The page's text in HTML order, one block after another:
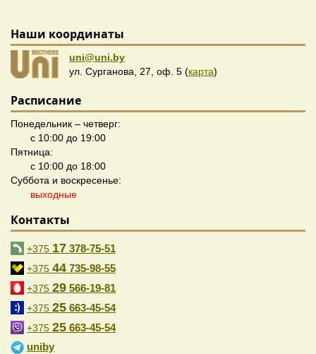
Наши координаты
uni@uni.by
ул. Сурганова, 27, оф. 5 (карта)
Расписание
Понедельник – четверг:
с 10:00 до 19:00
Пятница:
с 10:00 до 18:00
Суббота и воскресенье:
выходные
Контакты
+375 17 378-75-51
+375 44 735-98-55
+375 29 566-19-81
+375 25 663-45-54
+375 25 663-45-54
uniby